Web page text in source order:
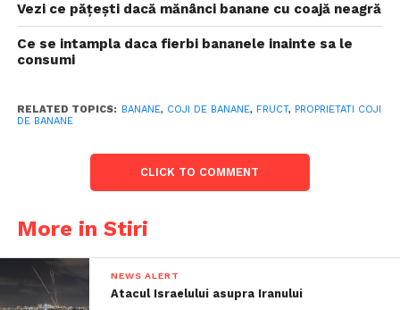
Vezi ce pățești dacă mănânci banane cu coajă neagră
Ce se intampla daca fierbi bananele inainte sa le
consumi
RELATED TOPICS: BANANE, COJI DE BANANE, FRUCT, PROPRIETATI COJI
DE BANANE
CLICK TO COMMENT
More in Stiri
NEWS ALERT
Atacul Israelului asupra Iranului